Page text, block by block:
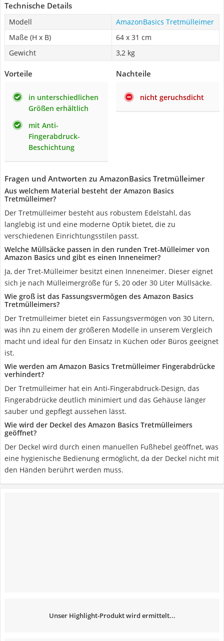
Technische Details
Modell
AmazonBasics Tretmülleimer
Maße (H x B)
64 x 31 cm
Gewicht
3,2 kg
Vorteile
in unterschiedlichen
Größen erhältlich
mit Anti-
Fingerabdruck-
Beschichtung
Nachteile
nicht geruchsdicht
Fragen und Antworten zu AmazonBasics Tretmülleimer
Aus welchem Material besteht der Amazon Basics
Tretmülleimer?
Der Tretmülleimer besteht aus robustem Edelstahl, das
langlebig ist und eine moderne Optik bietet, die zu
verschiedenen Einrichtungsstilen passt.
Welche Müllsäcke passen in den runden Tret-Mülleimer von
Amazon Basics und gibt es einen Inneneimer?
Ja, der Tret-Mülleimer besitzt einen Inneneimer. Dieser eignet
sich je nach Mülleimergröße für 5, 20 oder 30 Liter Müllsäcke.
Wie groß ist das Fassungsvermögen des Amazon Basics
Tretmülleimers?
Der Tretmülleimer bietet ein Fassungsvermögen von 30 Litern,
was ihn zu einem der größeren Modelle in unserem Vergleich
macht und ideal für den Einsatz in Küchen oder Büros geeignet
ist.
Wie werden am Amazon Basics Tretmülleimer Fingerabdrücke
verhindert?
Der Tretmülleimer hat ein Anti-Fingerabdruck-Design, das
Fingerabdrücke deutlich minimiert und das Gehäuse länger
sauber und gepflegt aussehen lässt.
Wie wird der Deckel des Amazon Basics Tretmülleimers
geöffnet?
Der Deckel wird durch einen manuellen Fußhebel geöffnet, was
eine hygienische Bedienung ermöglicht, da der Deckel nicht mit
den Händen berührt werden muss.
Unser Highlight-Produkt wird ermittelt...